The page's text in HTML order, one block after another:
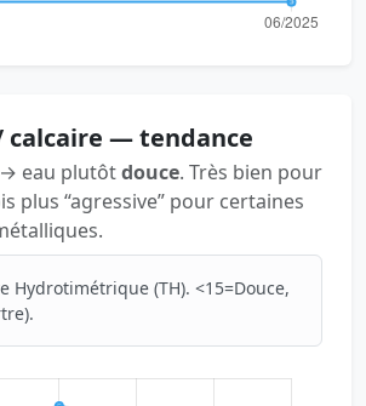
calcaire — tendance
eau plutôtdouce. Très bien pour
plus “agressive” pour certaines
Hydrotimétrique (TH). <15=Douce,